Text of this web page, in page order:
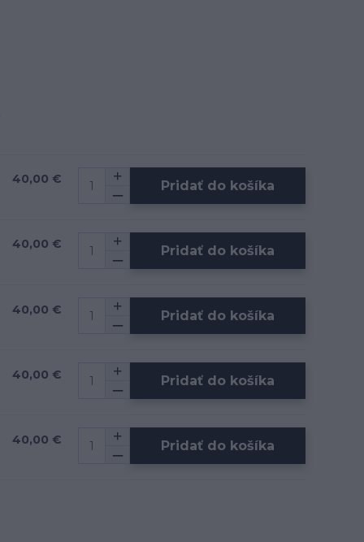
40,00 € Pridať do košíka
40,00 € Pridať do košíka
40,00 € Pridať do košíka
40,00 € Pridať do košíka
40,00 € Pridať do košíka